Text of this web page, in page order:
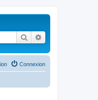
Rechercher
Connexion